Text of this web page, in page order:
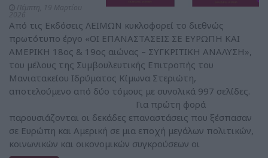
Από τις Εκδόσεις ΛΕΙΜΩΝ κυκλοφορεί το διεθνώς
πρωτότυπο έργο «ΟΙ ΕΠΑΝΑΣΤΑΣΕΙΣ ΣΕ ΕΥΡΩΠΗ ΚΑΙ
ΑΜΕΡΙΚΗ 18ος & 19ος αιώνας – ΣΥΓΚΡΙΤΙΚΗ ΑΝΑΛΥΣΗ»,
του μέλους της Συμβουλευτικής Επιτροπής του
Μανιατακείου Ιδρύματος Κίμωνα Στεριώτη,
αποτελούμενο από δύο τόμους με συνολικά 997 σελίδες.
Για πρώτη φορά
παρουσιάζονται οι δεκάδες επαναστάσεις που ξέσπασαν
σε Ευρώπη και Αμερική σε μια εποχή μεγάλων πολιτικών,
κοινωνικών και οικονομικών συγκρούσεων οι